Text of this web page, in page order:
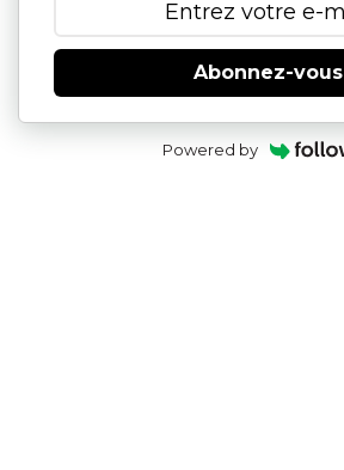
Abonnez-vous
Powered by